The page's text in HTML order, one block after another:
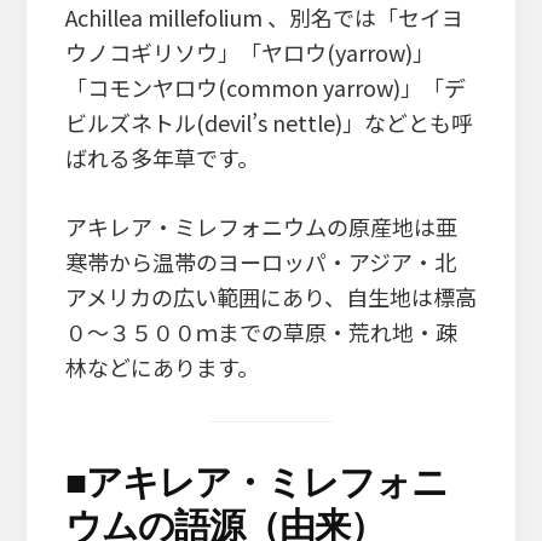
Achillea millefolium 、別名では「セイヨ
ウノコギリソウ」「ヤロウ(yarrow)」
「コモンヤロウ(common yarrow)」「デ
ビルズネトル(devil’s nettle)」などとも呼
ばれる多年草です。
アキレア・ミレフォニウムの原産地は亜
寒帯から温帯のヨーロッパ・アジア・北
アメリカの広い範囲にあり、自生地は標高
０～３５００ｍまでの草原・荒れ地・疎
林などにあります。
■アキレア・ミレフォニ
ウムの語源（由来）